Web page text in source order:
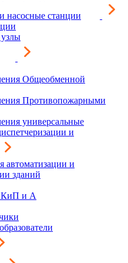
насосные станции
Общеобменной
Противопожарными
универсальные
и
автоматизации и
зданий
КиП и А